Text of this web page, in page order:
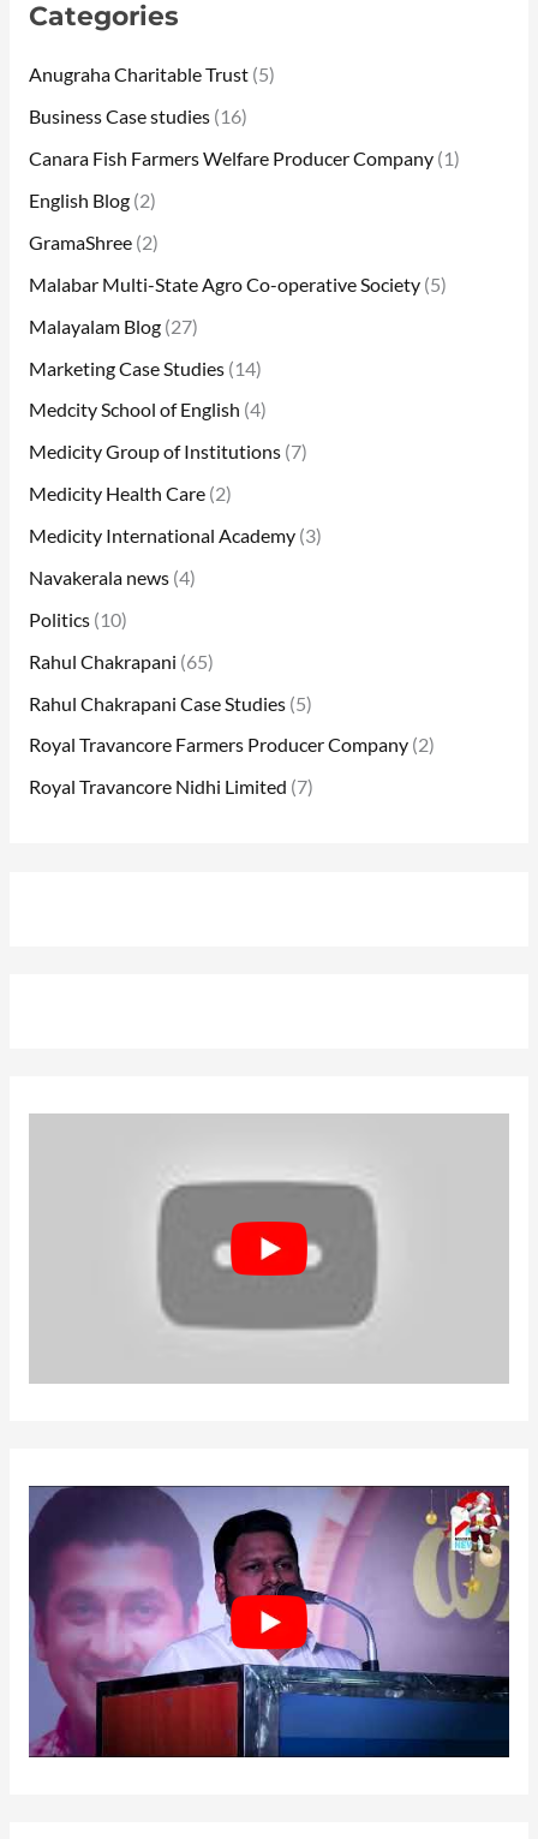
Categories
Anugraha Charitable Trust(5)
Business Case studies(16)
Canara Fish Farmers Welfare Producer Company(1)
English Blog(2)
GramaShree(2)
Malabar Multi-State Agro Co-operative Society(5)
Malayalam Blog(27)
Marketing Case Studies(14)
Medcity School of English (4)
Medicity Group of Institutions(7)
Medicity Health Care(2)
Medicity International Academy(3)
Navakerala news(4)
Politics(10)
Rahul Chakrapani (65)
Rahul Chakrapani Case Studies(5)
Royal Travancore Farmers Producer Company(2)
Royal Travancore Nidhi Limited (7)